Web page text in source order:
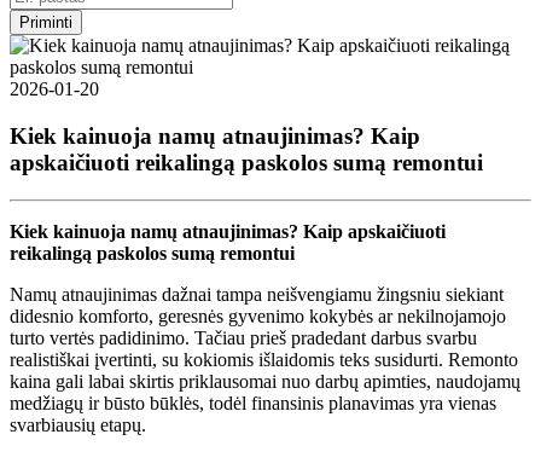
Priminti
2026-01-20
Kiek kainuoja namų atnaujinimas? Kaip
apskaičiuoti reikalingą paskolos sumą remontui
Kiek kainuoja namų atnaujinimas? Kaip apskaičiuoti
reikalingą paskolos sumą remontui
Namų atnaujinimas dažnai tampa neišvengiamu žingsniu siekiant
didesnio komforto, geresnės gyvenimo kokybės ar nekilnojamojo
turto vertės padidinimo. Tačiau prieš pradedant darbus svarbu
realistiškai įvertinti, su kokiomis išlaidomis teks susidurti. Remonto
kaina gali labai skirtis priklausomai nuo darbų apimties, naudojamų
medžiagų ir būsto būklės, todėl finansinis planavimas yra vienas
svarbiausių etapų.